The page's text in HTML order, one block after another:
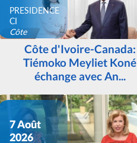
PRESIDENCE
CI
Côte
d'IvoireCôte d'Ivoire-Canada:
Tiémoko Meyliet Koné
échange avec An...
7 Août
2026